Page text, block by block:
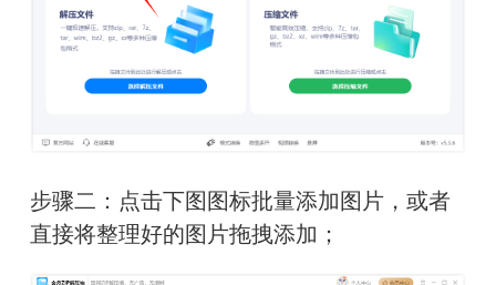
步骤二：点击下图图标批量添加图片，或者
直接将整理好的图片拖拽添加；